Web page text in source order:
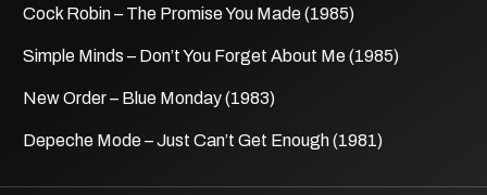
Cock Robin – The Promise You Made (1985)
Simple Minds – Don’t You Forget About Me (1985)
New Order – Blue Monday (1983)
Depeche Mode – Just Can’t Get Enough (1981)